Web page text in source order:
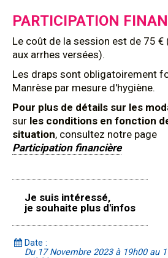
PARTICIPATION
Le coût de la session est de 75
aux arrhes versées).
Les draps sont obligatoirement
Manrèse par mesure d'hygiène.
Pour plus de détails sur les
sur les conditions en fonction
situation, consultez notre page
Participation financière
Je suis intéressé,
je souhaite plus d'infos
Date :
Du 17 Novembre 2023 à 19h00 au